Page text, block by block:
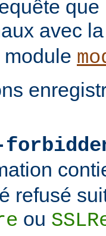
avec
refusé
ou